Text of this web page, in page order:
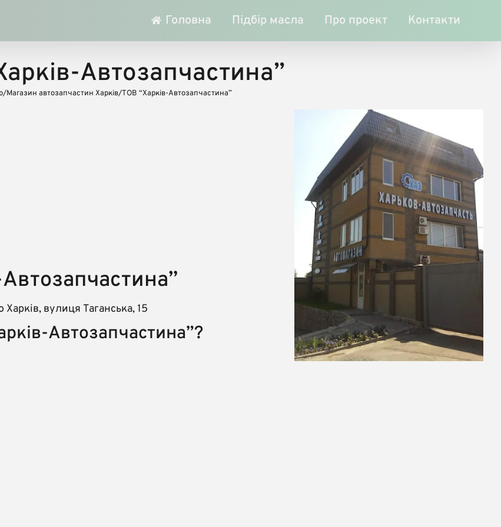
Головна Підбір масла Про проект Контакти
Автозапчастина”
/Магазин автозапчастин Харків/ТОВ “Харків-Автозапчастина”
вулиця Таганська, 15
Автозапчастина”?